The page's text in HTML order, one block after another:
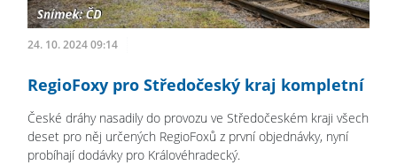
24. 10. 2024 09:14
RegioFoxy pro Středočeský kraj kompletní
České dráhy nasadily do provozu ve Středočeském kraji všech
deset pro něj určených RegioFoxů z první objednávky, nyní
probíhají dodávky pro Královéhradecký.